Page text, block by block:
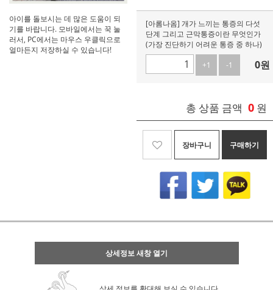
아이를 돌보시는 데 많은 도움이 되
기를 바랍니다. 모바일에서는 꾹 눌
러서, PC에서는 마우스 우클릭으로
얼마든지 저장하실 수 있습니다!
[아롬나옴] 개가 느끼는 통증의 다섯
단계 그리고 근막통증이란 무엇인가
(가장 진단하기 어려운 통증 중 하나)
+1
-1 0원
총 상품 금액 0 원
장바구니 구매하기
상세정보 새창 열기